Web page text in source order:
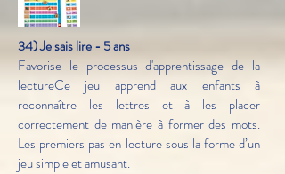
34) Je sais lire - 5 ans
Favorise le processus d'apprentissage de la
lectureCe jeu apprend aux enfants à
reconnaître les lettres et à les placer
correctement de manière à former des mots.
Les premiers pas en lecture sous la forme d’un
jeu simple et amusant.